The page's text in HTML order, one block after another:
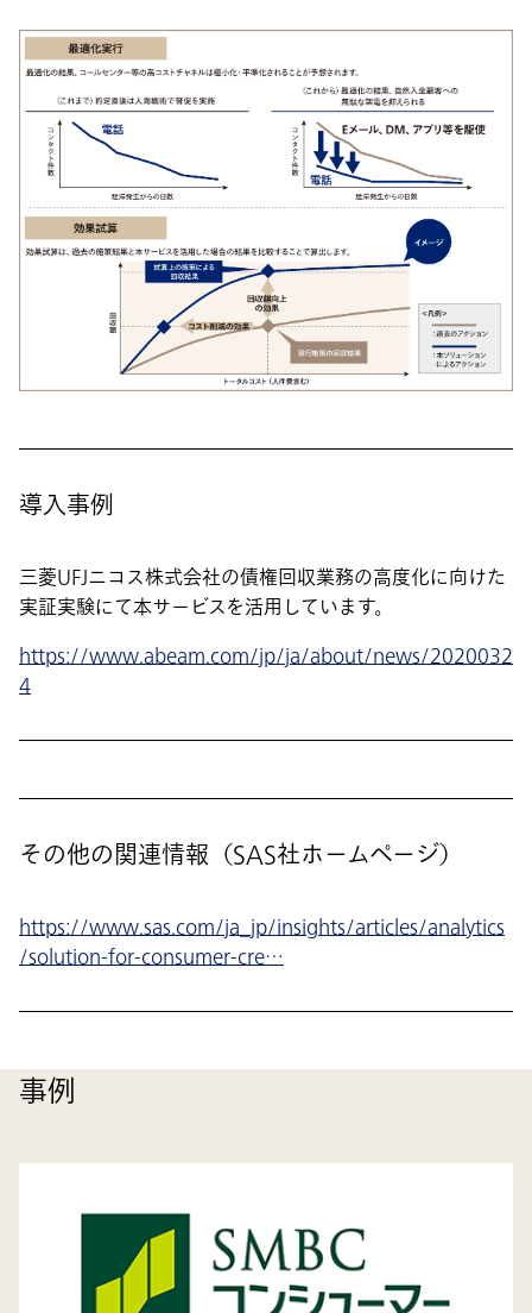
導入事例
三菱UFJニコス株式会社の債権回収業務の高度化に向けた
実証実験にて本サービスを活用しています。
https://www.abeam.com/jp/ja/about/news/2020032
4
その他の関連情報（SAS社ホームページ）
https://www.sas.com/ja_jp/insights/articles/analytics
/solution-for-consumer-cre…
事例